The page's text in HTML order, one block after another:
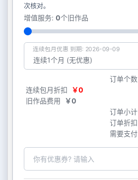
次核对。
增值服务: 0个旧作品
连续包月优惠 到期: 2026-09-09
订单个数
连续包月折扣
￥0
旧作品费用
￥0
订单小计
订单折扣
需要支付